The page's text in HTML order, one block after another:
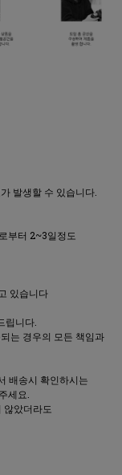
발생할 수 있습니다.
부터 2~3일정도
있습니다
립니다.
는 경우의 모든 책임과
배송시 확인하시는
세요.
않았더라도